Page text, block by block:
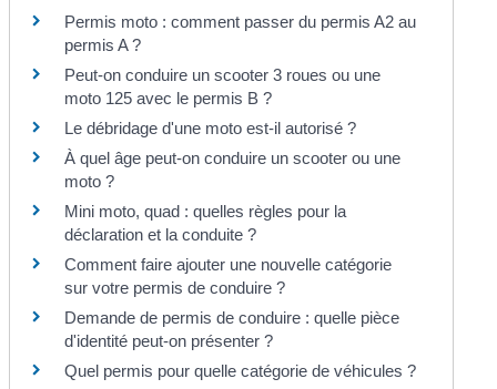
Permis moto : comment passer du permis A2 au
permis A ?
Peut-on conduire un scooter 3 roues ou une
moto 125 avec le permis B ?
Le débridage d'une moto est-il autorisé ?
À quel âge peut-on conduire un scooter ou une
moto ?
Mini moto, quad : quelles règles pour la
déclaration et la conduite ?
Comment faire ajouter une nouvelle catégorie
sur votre permis de conduire ?
Demande de permis de conduire : quelle pièce
d'identité peut-on présenter ?
Quel permis pour quelle catégorie de véhicules ?